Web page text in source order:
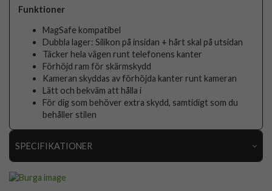
Funktioner
MagSafe kompatibel
Dubbla lager: Silikon på insidan + hårt skal på utsidan
Täcker hela vägen runt telefonens kanter
Förhöjd ram för skärmskydd
Kameran skyddas av förhöjda kanter runt kameran
Lätt och bekväm att hålla i
För dig som behöver extra skydd, samtidigt som du
behåller stilen
SPECIFIKATIONER